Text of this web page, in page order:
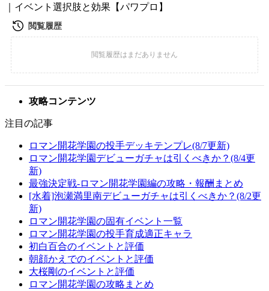
｜イベント選択肢と効果【パワプロ】
攻略コンテンツ
注目の記事
ロマン開花学園の投手デッキテンプレ(8/7更新)
ロマン開花学園デビューガチャは引くべきか？(8/4更
新)
最強決定戦-ロマン開花学園編の攻略・報酬まとめ
[水着]泡瀬満里南デビューガチャは引くべきか？(8/2更
新)
ロマン開花学園の固有イベント一覧
ロマン開花学園の投手育成適正キャラ
初白百合のイベントと評価
朝顔かえでのイベントと評価
大桜剛のイベントと評価
ロマン開花学園の攻略まとめ